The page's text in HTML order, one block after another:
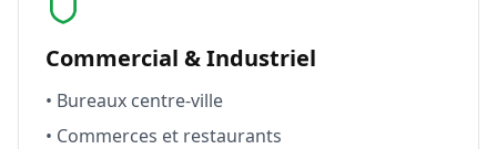
Commercial & Industriel
• Bureaux centre-ville
• Commerces et restaurants